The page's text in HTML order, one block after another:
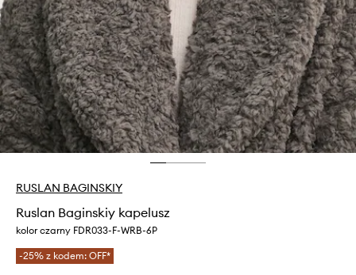
RUSLAN BAGINSKIY
Ruslan Baginskiy kapelusz
kolor czarny FDR033-F-WRB-6P
-25% z kodem: OFF*